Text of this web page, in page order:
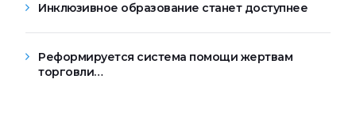
Инклюзивное образование станет доступнее
Реформируется система помощи жертвам
торговли…